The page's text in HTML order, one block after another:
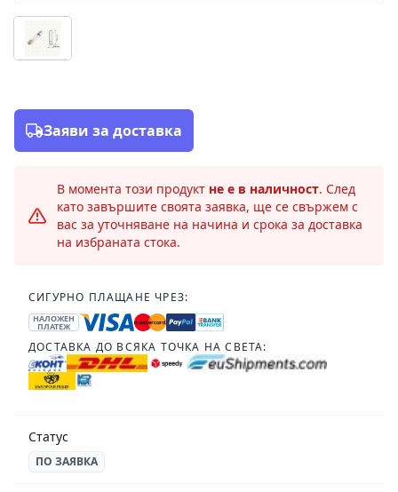
Заяви за доставка
В момента този продукт не е в наличност. След
като завършите своята заявка, ще се свържем с
вас за уточняване на начина и срока за доставка
на избраната стока.
СИГУРНО ПЛАЩАНЕ ЧРЕЗ:
НАЛОЖЕН
ПЛАТЕЖ
ДОСТАВКА ДО ВСЯКА ТОЧКА НА СВЕТА:
Статус
ПО ЗАЯВКА